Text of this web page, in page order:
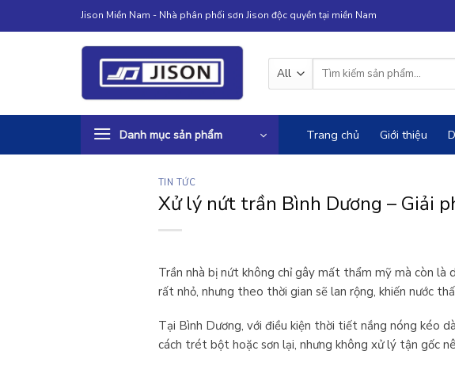
to
Jison Miền Nam - Nhà phân phối sơn Jison độc quyền tại miền Nam
kiếm:
Danh mục sản phẩm Trang chủ Giới thiệu
TIN TỨC
Xử lý nứt trần Bình Dương – Giải
Trần nhà bị nứt không chỉ gây mất thẩm mỹ mà còn là
rất nhỏ, nhưng theo thời gian sẽ lan rộng, khiến nước
Tại Bình Dương, với điều kiện thời tiết nắng nóng kéo
cách trét bột hoặc sơn lại, nhưng không xử lý tận gốc